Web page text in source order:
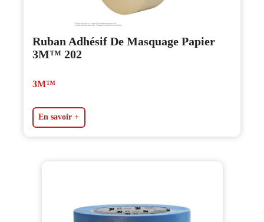
Ruban Adhésif De Masquage Papier
3M™ 202
3M™
En savoir +